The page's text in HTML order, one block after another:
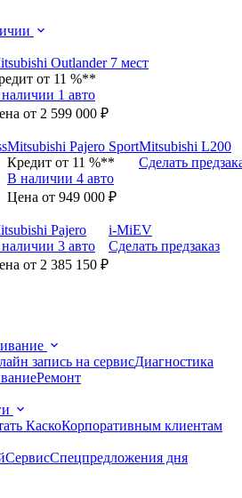
Outlander 7 мест
от 11 %**
1 авто
от 2 599 000 ₽
Mitsubishi Pajero Sport
Кредит от 11 %**
В наличии 4 авто
Цена от 949 000 ₽
Mitsubishi L200
Сделать
Pajero
3 авто
от 2 385 150 ₽
i-MiEV
Сделать предзаказ
запись на сервисДиагностика
Ремонт
КаскоКорпоративным клиентам
СервисСпецпредложения дня